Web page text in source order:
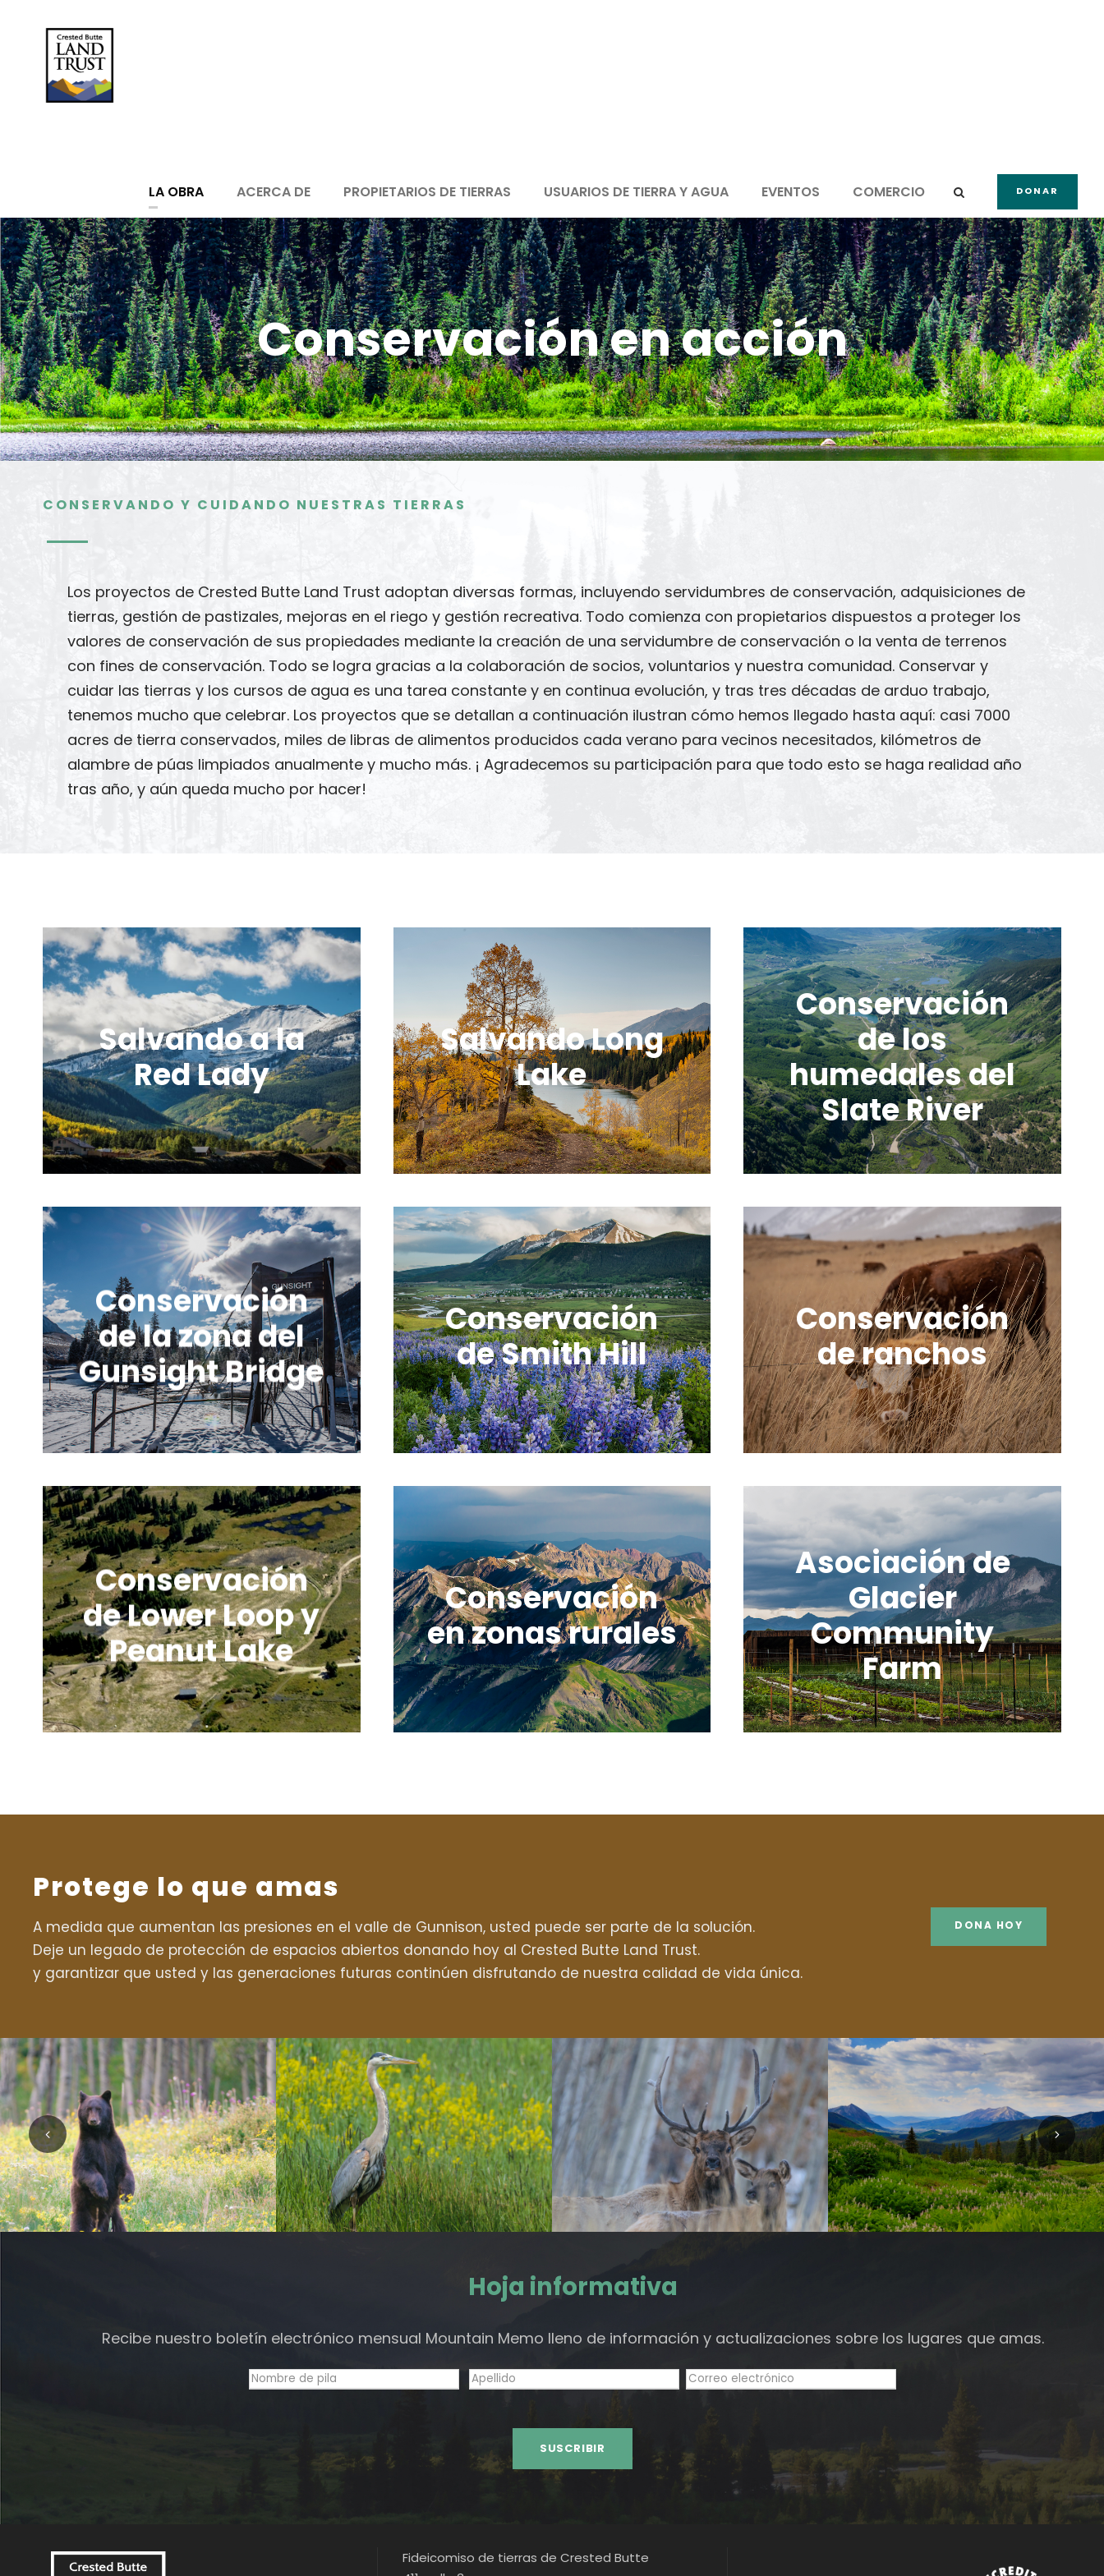
LA OBRA ACERCA DE PROPIETARIOS DE TIERRAS USUARIOS DE TIERRA Y AGUA EVENTOS COMERCIO DONAR
Conservación en acción
CONSERVANDO Y CUIDANDO NUESTRAS TIERRAS
Los proyectos de Crested Butte Land Trust adoptan diversas formas, incluyendo servidumbres de conservación, adquisiciones de
tierras, gestión de pastizales, mejoras en el riego y gestión recreativa. Todo comienza con propietarios dispuestos a proteger los
valores de conservación de sus propiedades mediante la creación de una servidumbre de conservación o la venta de terrenos
con fines de conservación. Todo se logra gracias a la colaboración de socios, voluntarios y nuestra comunidad. Conservar y
cuidar las tierras y los cursos de agua es una tarea constante y en continua evolución, y tras tres décadas de arduo trabajo,
tenemos mucho que celebrar. Los proyectos que se detallan a continuación ilustran cómo hemos llegado hasta aquí: casi 7000
acres de tierra conservados, miles de libras de alimentos producidos cada verano para vecinos necesitados, kilómetros de
alambre de púas limpiados anualmente y mucho más. ¡ Agradecemos su participación para que todo esto se haga realidad año
tras año, y aún queda mucho por hacer!
Salvando a la
Red Lady
Salvando Long
Lake
Conservación
de los
humedales del
Slate River
Conservación
de la zona del
Gunsight Bridge
Conservación
de Smith Hill
Conservación
de ranchos
Conservación
de Lower Loop y
Peanut Lake
Conservación
en zonas rurales
Asociación de
Glacier
Community
Farm
Protege lo que amas
A medida que aumentan las presiones en el valle de Gunnison, usted puede ser parte de la solución.
Deje un legado de protección de espacios abiertos donando hoy al Crested Butte Land Trust.
y garantizar que usted y las generaciones futuras continúen disfrutando de nuestra calidad de vida única.
DONA HOY
Hoja informativa
Recibe nuestro boletín electrónico mensual Mountain Memo lleno de información y actualizaciones sobre los lugares que amas.
Fideicomiso de tierras de Crested Butte